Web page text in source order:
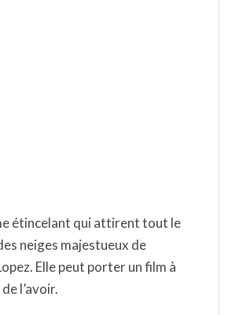
étincelant qui attirent tout le
neiges majestueux de
Elle peut porter un film à
l’avoir.